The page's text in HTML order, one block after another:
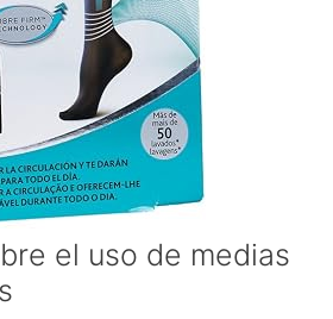
el uso de medias